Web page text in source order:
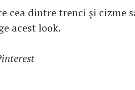
cea dintre trenci și cizme
acest look.